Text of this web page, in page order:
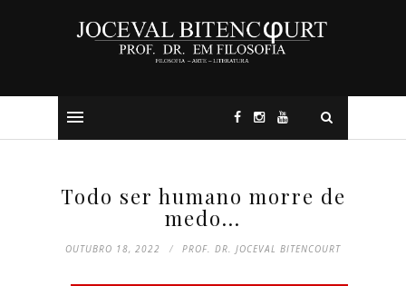
Todo ser humano morre de
medo...
OUTUBRO 18, 2022 PROF. DR. JOCEVAL BITENCOURT